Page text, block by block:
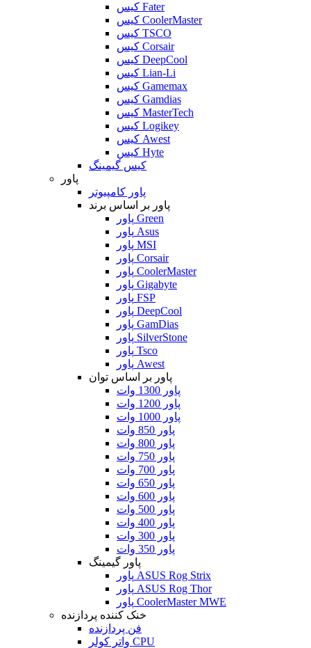
کیس Fater
کیس CoolerMaster
کیس TSCO
کیس Corsair
کیس DeepCool
کیس Lian-Li
کیس Gamemax
کیس Gamdias
کیس MasterTech
کیس Logikey
کیس Awest
کیس Hyte
کیس گیمینگ
پاور
پاور کامپیوتر
پاور بر اساس برند
پاور Green
پاور Asus
پاور MSI
پاور Corsair
پاور CoolerMaster
پاور Gigabyte
پاور FSP
پاور DeepCool
پاور GamDias
پاور SilverStone
پاور Tsco
پاور Awest
پاور بر اساس توان
پاور 1300 وات
پاور 1200 وات
پاور 1000 وات
پاور 850 وات
پاور 800 وات
پاور 750 وات
پاور 700 وات
پاور 650 وات
پاور 600 وات
پاور 500 وات
پاور 400 وات
پاور 300 وات
پاور 350 وات
پاور گیمینگ
پاور ASUS Rog Strix
پاور ASUS Rog Thor
پاور CoolerMaster MWE
خنک کننده پردازنده
فن پردازنده
واتر کولر CPU